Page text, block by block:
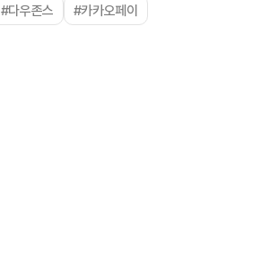
#다우존스 #카카오페이